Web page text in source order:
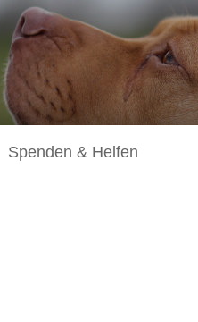
Spenden & Helfen